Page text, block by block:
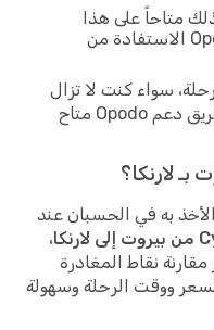
متاحاً على هذا
المسار، يستطيع أعضاء Opodo Prime الاستفادة من
سواء كنت لا تزال
تخطط لرحلتك أو مستعداً للسفر، فريق دعم Opodo متاح
بـ لارنكا؟
به في الحسبان عند
،
نقاط المغادرة
ووقت الرحلة وسهولة